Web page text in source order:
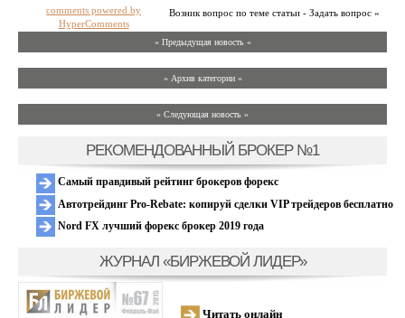
Возник вопрос по теме статьи - Задать вопрос »
comments powered by
HyperComments
« Предыдущая новость «
» Архив категории «
» Следующая новость »
РЕКОМЕНДОВАННЫЙ БРОКЕР №1
Самый правдивый рейтинг брокеров форекс
Автотрейдинг Pro-Rebate: копируй сделки VIP трейдеров бесплатно
Nord FX лучший форекс брокер 2019 года
ЖУРНАЛ «БИРЖЕВОЙ ЛИДЕР»
Читать онлайн